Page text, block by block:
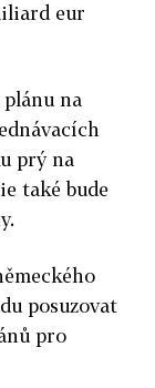
eur
na
prý na
také bude
posuzovat
pro